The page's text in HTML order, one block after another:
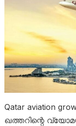
Qatar aviation
ഖത്തറിന്റെ